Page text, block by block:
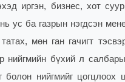
иргэн, бизнес, хот
ус ба газрын нэгдсэн
мөн ган гачигт
нийгмийн бүхий л
болон нийгмийг